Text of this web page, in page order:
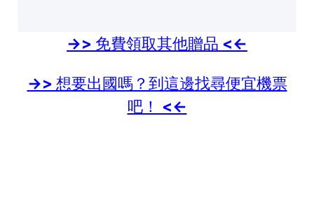
->> 免費領取其他贈品 <<-
->> 想要出國嗎？到這邊找尋便宜機票
吧！ <<-